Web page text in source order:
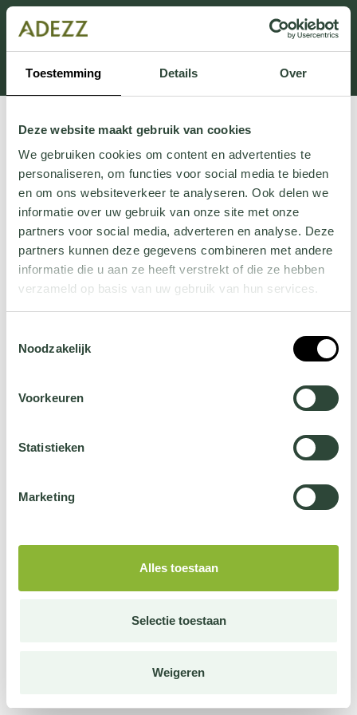
Toestemming Details Over
Deze website maakt gebruik van cookies
We gebruiken cookies om content en advertenties te
personaliseren, om functies voor social media te bieden
en om ons websiteverkeer te analyseren. Ook delen we
informatie over uw gebruik van onze site met onze
partners voor social media, adverteren en analyse. Deze
partners kunnen deze gegevens combineren met andere
informatie die u aan ze heeft verstrekt of die ze hebben
verzameld op basis van uw gebruik van hun services.
jehier.
Noodzakelijk
Voorkeuren
Statistieken
Marketing
Alles toestaan
Selectie toestaan
Weigeren
Dit onderdeel is momenteel in onderhoud.
Als je informatie mist kun je ons bellen +31 413 274
168 of mailen
Customersupport@adezz.com.